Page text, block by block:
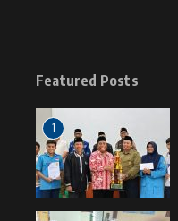
Featured Posts
1